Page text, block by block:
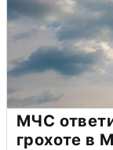
МЧС
грохоте в